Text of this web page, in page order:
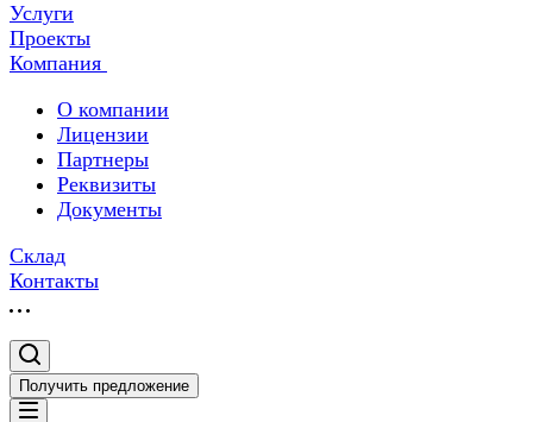
Услуги
Проекты
Компания
О компании
Лицензии
Партнеры
Реквизиты
Документы
Склад
Контакты
Получить предложение